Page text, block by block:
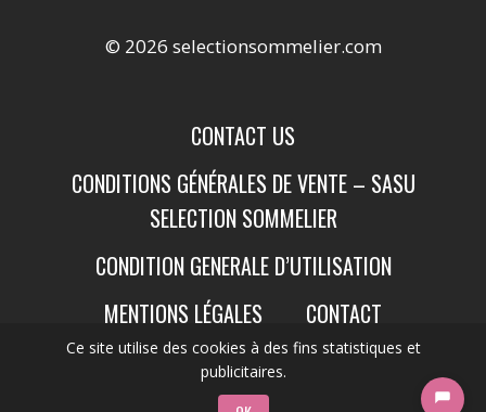
Ce site utilise des cookies à des fins statistiques et
publicitaires.
© 2026 selectionsommelier.com
CONTACT US
CONDITIONS GÉNÉRALES DE VENTE – SASU
SELECTION SOMMELIER
CONDITION GENERALE D’UTILISATION
MENTIONS LÉGALES
CONTACT